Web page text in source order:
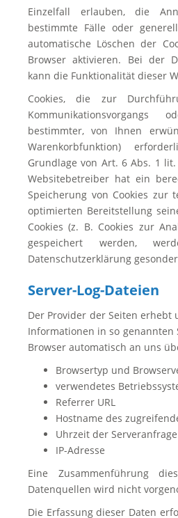
Einzelfall erlauben, die
bestimmte Fälle oder
automatische Löschen der
Browser aktivieren. Bei der
kann die Funktionalität dieser
Cookies, die zur
Kommunikationsvorgangs
bestimmter, von Ihnen
Warenkorbfunktion)
Grundlage von Art. 6 Abs. 1
Websitebetreiber hat ein
Speicherung von Cookies zur
optimierten Bereitstellung
Cookies (z. B. Cookies zur
gespeichert werden,
Datenschutzerklärung
Server-Log-Dateien
Der Provider der Seiten
Informationen in so genannten
Browser automatisch an uns
Browsertyp und
verwendetes
Referrer URL
Hostname des
Uhrzeit der Serveranfrage
IP-Adresse
Eine Zusammenführung
Datenquellen wird nicht
Die Erfassung dieser Daten